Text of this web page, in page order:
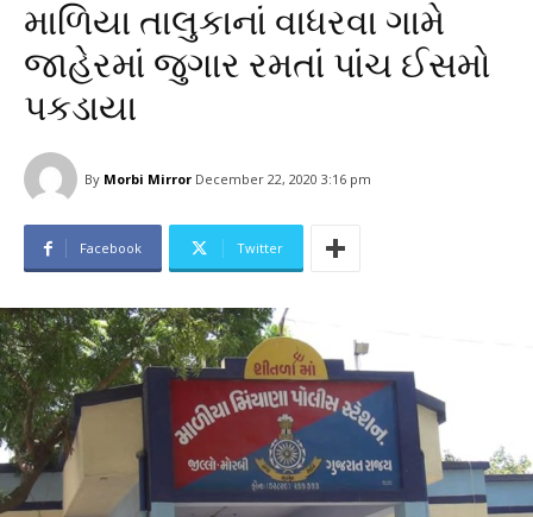
માળિયા તાલુકાનાં વાધરવા ગામે
જાહેરમાં જુગાર રમતાં પાંચ ઈસમો
પકડાયા
By Morbi Mirror December 22, 2020 3:16 pm
Facebook Twitter